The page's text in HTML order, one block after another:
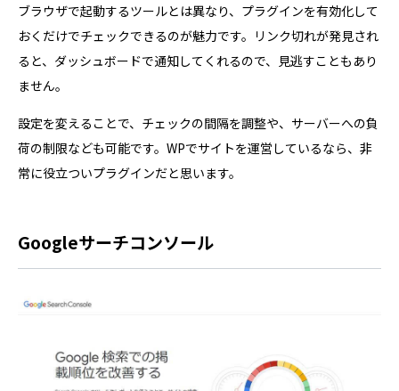
ブラウザで起動するツールとは異なり、プラグインを有効化して
おくだけでチェックできるのが魅力です。リンク切れが発見され
ると、ダッシュボードで通知してくれるので、見逃すこともあり
ません。
設定を変えることで、チェックの間隔を調整や、サーバーへの負
荷の制限なども可能です。WPでサイトを運営しているなら、非
常に役立ついプラグインだと思います。
Googleサーチコンソール